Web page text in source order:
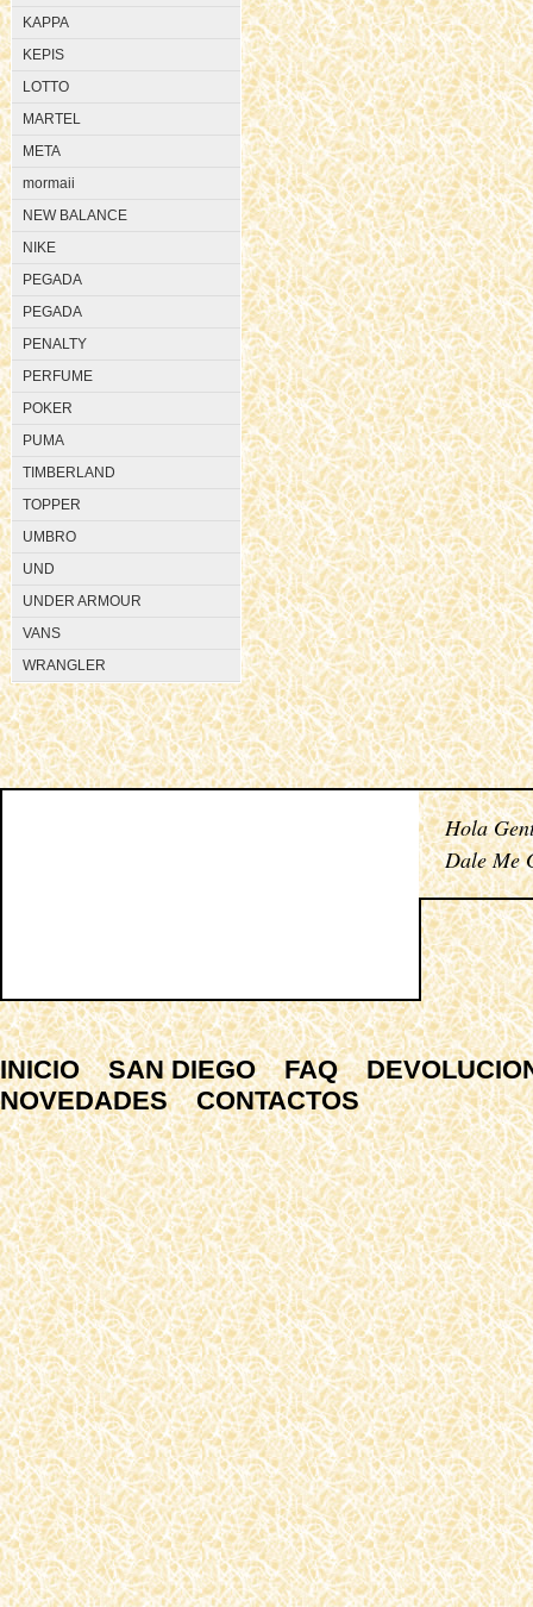
KAPPA
KEPIS
LOTTO
MARTEL
META
mormaii
NEW BALANCE
NIKE
PEGADA
PEGADA
PENALTY
PERFUME
POKER
PUMA
TIMBERLAND
TOPPER
UMBRO
UND
UNDER ARMOUR
VANS
WRANGLER
Hola
Dale Me
INICIO SAN DIEGO FAQ
NOVEDADES
CONTACTOS